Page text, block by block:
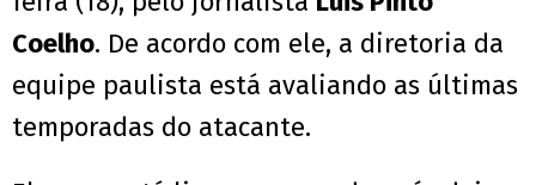
Coelho. De acordo com ele, a diretoria da
equipe paulista está avaliando as últimas
temporadas do atacante.